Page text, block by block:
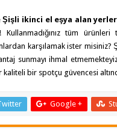
Şişli ikinci el eşya alan yerler
Kullanmadığınız tüm
karşılamak ister
sunmayı ihmal
kaliteli bir spotçu güvencesi
Google +